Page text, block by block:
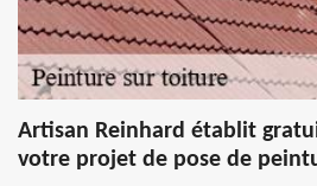
Artisan Reinhard établit
votre projet de pose de